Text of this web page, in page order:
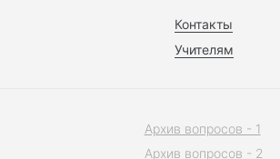
Контакты
Учителям
Архив вопросов - 1
Архив вопросов - 2